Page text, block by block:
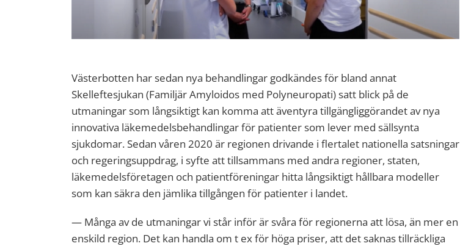
Västerbotten har sedan nya behandlingar godkändes för bland annat
Skelleftesjukan (Familjär Amyloidos med Polyneuropati) satt blick på de
utmaningar som långsiktigt kan komma att äventyra tillgängliggörandet av nya
innovativa läkemedelsbehandlingar för patienter som lever med sällsynta
sjukdomar. Sedan våren 2020 är regionen drivande i flertalet nationella satsningar
och regeringsuppdrag, i syfte att tillsammans med andra regioner, staten,
läkemedelsföretagen och patientföreningar hitta långsiktigt hållbara modeller
som kan säkra den jämlika tillgången för patienter i landet.
— Många av de utmaningar vi står inför är svåra för regionerna att lösa, än mer en
enskild region. Det kan handla om t ex för höga priser, att det saknas tillräckliga